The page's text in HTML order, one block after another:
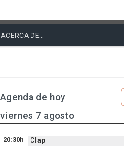
ACERCA DE…
Agenda de hoy
viernes 7 agosto
20:30h Clap